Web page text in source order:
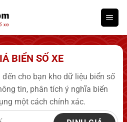
BIỂN SỐ XE
đến cho bạn kho dữ liệu biển số
tin, phân tích ý nghĩa biển
một cách chính xác.